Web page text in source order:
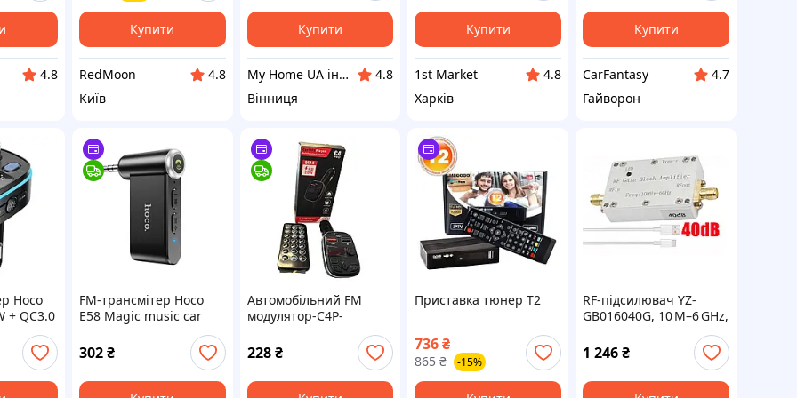
4.8
Купити
RedMoon
4.8
Київ
Купити
My Home UA інтернет магазин товарів для дому
4.8
Вінниця
Купити
1st Market
4.8
Харків
Купити
CarFantasy
4.7
Гайворон
Hoco
+ QC3.0
FM-трансмітер Hoco
E58 Magic music car
AUX BT receiver Black
302₴
Автомобільний FM
модулятор-С4Р-
228 ₴
Приставка тюнер Т2
736₴
865 ₴ -15%
RF-підсилювач YZ-
GB016040G, 10 M–6 GHz,
підсилення 40 dB, Type-
C, 5 В
1 246₴